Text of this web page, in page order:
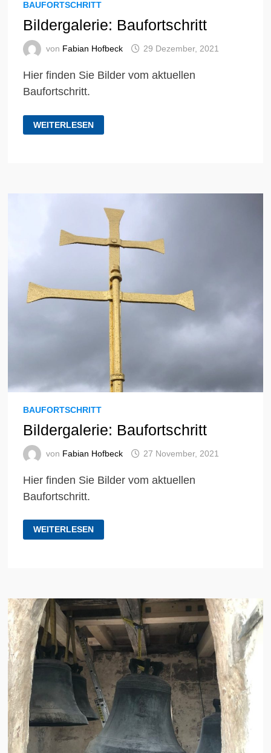
BAUFORTSCHRITT
Bildergalerie: Baufortschritt
von Fabian Hofbeck 29 Dezember, 2021
Hier finden Sie Bilder vom aktuellen
Baufortschritt.
BILDERGALERIE:
BAUFORTSCHRITT
WEITERLESEN
BAUFORTSCHRITT
Bildergalerie: Baufortschritt
von Fabian Hofbeck 27 November, 2021
Hier finden Sie Bilder vom aktuellen
Baufortschritt.
BILDERGALERIE:
BAUFORTSCHRITT
WEITERLESEN